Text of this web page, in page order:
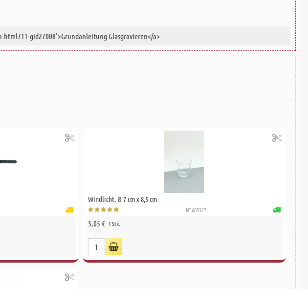
Windlicht, Ø 7 cm x 8,5 cm
N° 605327
5,05 € 1 Stk.